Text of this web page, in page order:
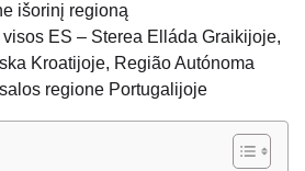
išorinį regioną
ES – Sterea Elláda Graikijoje,
Kroatijoje, Região Autónoma
regione Portugalijoje